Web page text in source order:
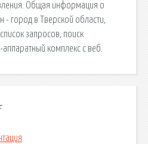
Общая информация о
- город в Тверской области,
запросов, поиск
комплекс с веб.